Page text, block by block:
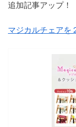
追加記事アップ！
マジカルチェアを